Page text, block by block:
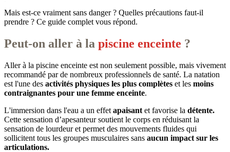
Mais est-ce vraiment sans danger ? Quelles précautions faut-il
prendre ? Ce guide complet vous répond.
Peut-on aller à la piscine enceinte ?
Aller à la piscine enceinte est non seulement possible, mais vivement
recommandé par de nombreux professionnels de santé. La natation
est l'une des activités physiques les plus complètes et les moins
contraignantes pour une femme enceinte.
L'immersion dans l'eau a un effet apaisant et favorise la détente.
Cette sensation d’apesanteur soutient le corps en réduisant la
sensation de lourdeur et permet des mouvements fluides qui
sollicitent tous les groupes musculaires sans aucun impact sur les
articulations.